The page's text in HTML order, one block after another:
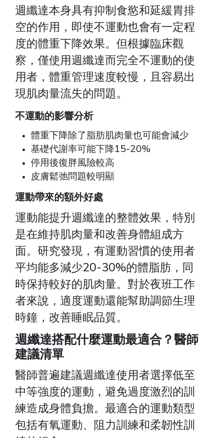
週纖達本身具有抑制食慾和延緩胃排
空的作用，即使不運動也會有一定程
度的體重下降效果。但根據臨床觀
察，僅使用週纖達而完全不運動的使
用者，體重管理速度較慢，且容易出
現肌肉量流失的問題。
不運動的影響分析
體重下降除了脂肪肌肉量也可能會減少
基礎代謝率可能下降15-20%
停用後復胖風險較高
皮膚鬆弛問題較明顯
運動帶來的額外好處
運動能提升週纖達的整體效果，特別
是在維持肌肉量和改善身體組成方
面。研究發現，有運動習慣的使用者
平均能多減少20-30%的體脂肪，同
時保持較好的肌肉量。對於夜班工作
者來說，適度運動還能幫助調節生理
時鐘，改善睡眠品質。
週纖達搭配什麼運動最適合？醫師
建議清單
醫師普遍建議週纖達使用者選擇低至
中等強度的運動，避免過度激烈的訓
練造成身體負擔。最適合的運動類型
包括有氧運動、阻力訓練和柔韌性訓